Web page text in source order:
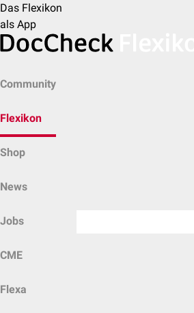
Das Flexikon
als App
Community
Flexikon
Shop
News
Jobs
CME
Flexa